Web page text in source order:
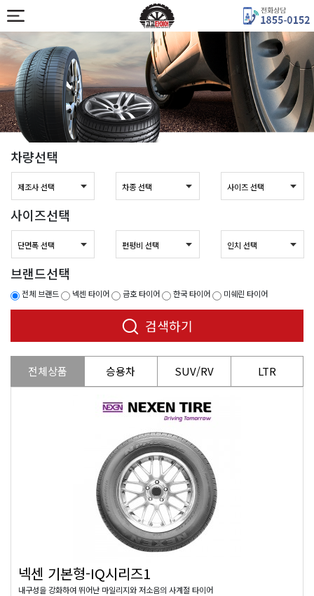
차량선택
사이즈선택
브랜드선택
전체 브랜드 넥센 타이어 금호 타이어 한국 타이어 미쉐린 타이어
검색하기
전체상품 승용차 SUV/RV LTR
넥센 기본형-IQ시리즈1
내구성을 강화하여 뛰어난 마일리지와 저소음의 사계절 타이어